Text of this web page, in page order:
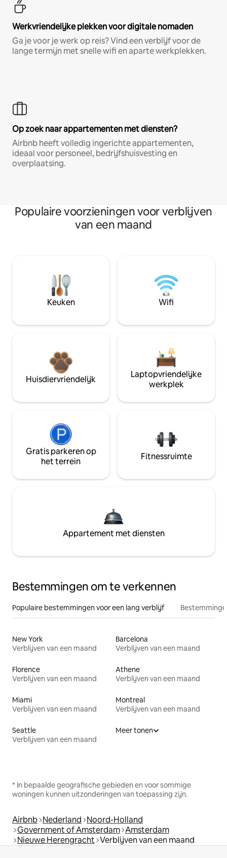
Werkvriendelijke plekken voor digitale nomaden
Ga je voor je werk op reis? Vind een verblijf voor de
lange termijn met snelle wifi en aparte werkplekken.
Op zoek naar appartementen met diensten?
Airbnb heeft volledig ingerichte appartementen,
ideaal voor personeel, bedrijfshuisvesting en
overplaatsing.
Populaire voorzieningen voor verblijven
van een maand
Keuken Wifi
Huisdiervriendelijk
Laptopvriendelijke
werkplek
Gratis parkeren op
het terrein
Fitnessruimte
Appartement met diensten
Bestemmingen om te verkennen
Populaire bestemmingen voor een lang verblijf
New York
Verblijven van een maand
Barcelona
Verblijven van een maand
Florence
Verblijven van een maand
Athene
Verblijven van een maand
Miami
Verblijven van een maand
Montreal
Verblijven van een maand
Seattle
Verblijven van een maand
Meer tonen
* In bepaalde geografische gebieden en voor sommige
woningen kunnen uitzonderingen van toepassing zijn.
Airbnb Nederland Noord-Holland
Government of Amsterdam Amsterdam
Nieuwe Herengracht Verblijven van een maand